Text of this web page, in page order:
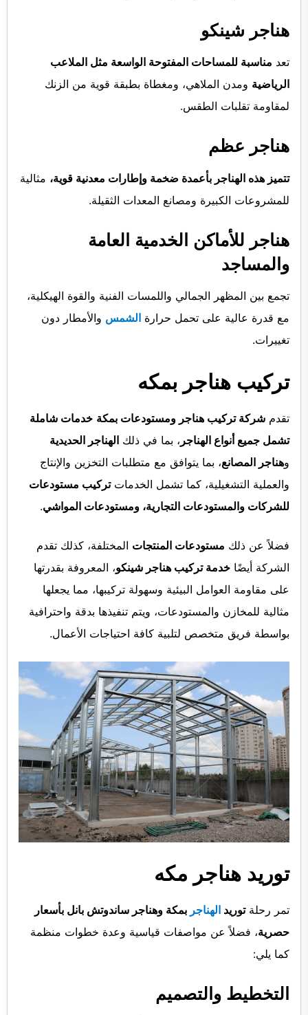
هناجر شينكو
تعد مناسبة للمساحات المفتوحة الواسعة مثل الملاعب
الرياضية ومدن الملاهي، ومغطاة بطبقة قوية من الزنك
لمقاومة تقلبات الطقس.
هناجر عظم
تتميز هذه الهناجر بأعمدة ضخمة وإطارات معدنية قوية، مثالية
للمشروعات الكبيرة ومصانع المعدات الثقيلة.
هناجر للأماكن الخدمية العامة
والمساجد
تجمع بين المظهر الجمالي واللمسات الفنية والقوة الهيكلية،
مع قدرة عالية على تحمل حرارة الشمس والأمطار دون
تغييرات.
تركيب هناجر بمكه
تقدم شركة تركيب هناجر ومستودعات بمكة خدمات شاملة
تشمل جميع أنواع الهناجر ، بما في ذلك الهناجر الحديدية
وهناجر المصانع، بما يتوافق مع متطلبات التخزين والإنتاج
والعملية التشغيلية، كما تشمل الخدماتتركيب مستودعات
للشركات والمستودعات التجارية، ومستودعات المواشي.
فضلاً عن ذلك مستودعات المنتجات المختلفة، كذلك تقدم
الشركة أيضًا خدمة تركيب هناجر شينكو، المعروفة بقدرتها
على مقاومة العوامل البيئية وسهولة تركيبها، مما يجعلها
مثالية للمخازن والمستودعات، ويتم تنفيذها بدقة واحترافية
بواسطة فريق متخصص لتلبية كافة احتياجات الأعمال.
توريد هناجر مكه
تمر رحلةتوريد الهناجر بمكة وهناجر ساندوتش بانل بأسعار
حصرية، فضلاً عن مواصفات قياسية وعدة خطوات منظمة
كما يلي:
التخطيط والتصميم